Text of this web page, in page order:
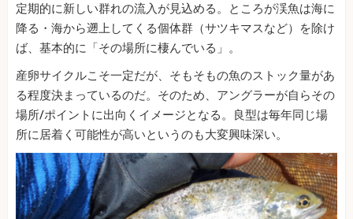
定期的に新しい群れの流入が見込める。ところが渓魚は海に
降る・海から遡上してくる個体群（サツキマスなど）を除け
ば、基本的に「その場所に棲んでいる」。
産卵サイクルこそ一定だが、そもそもの魚のストック量があ
る程度決まっているのだ。そのため、アングラーが自らその
場所/ポイントに出向くイメージとなる。良型は毎年同じ場
所に居着く可能性が高いというのも大変興味深い。